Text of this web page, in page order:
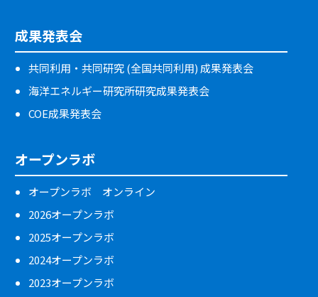
成果発表会
共同利用・共同研究 (全国共同利用) 成果発表会
海洋エネルギー研究所研究成果発表会
COE成果発表会
オープンラボ
オープンラボ オンライン
2026オープンラボ
2025オープンラボ
2024オープンラボ
2023オープンラボ